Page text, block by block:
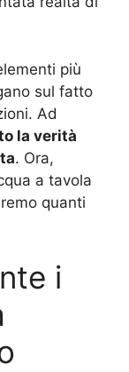
più
sul fatto
Ad
la verità
. Ora,
a tavola
quanti
i